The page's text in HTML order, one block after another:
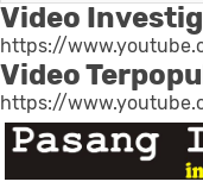
Video
https://
Video
https://